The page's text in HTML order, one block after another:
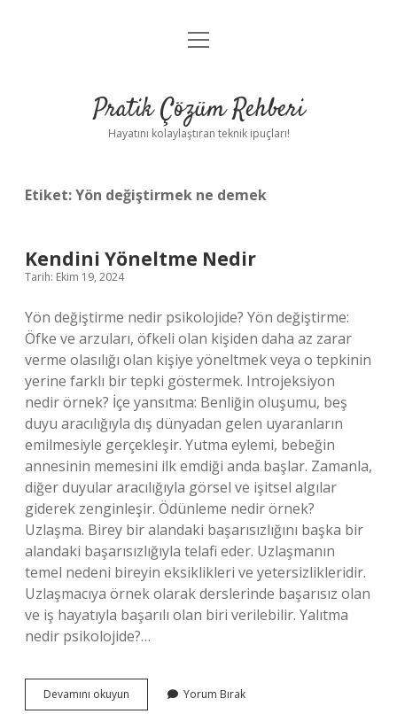
Anasayfa
Yasal Uyarı
menüyü
Pratik Çözüm Rehberi
Hayatını kolaylaştıran teknik ipuçları!
Etiket:Yön değiştirmek ne demek
Kendini Yöneltme Nedir
Tarih: Ekim 19, 2024
Yön değiştirme nedir psikolojide? Yön değiştirme:
Öfke ve arzuları, öfkeli olan kişiden daha az zarar
verme olasılığı olan kişiye yöneltmek veya o tepkinin
yerine farklı bir tepki göstermek. Introjeksiyon
nedir örnek? İçe yansıtma: Benliğin oluşumu, beş
duyu aracılığıyla dış dünyadan gelen uyaranların
emilmesiyle gerçekleşir. Yutma eylemi, bebeğin
annesinin memesini ilk emdiği anda başlar. Zamanla,
diğer duyular aracılığıyla görsel ve işitsel algılar
giderek zenginleşir. Ödünleme nedir örnek?
Uzlaşma. Birey bir alandaki başarısızlığını başka bir
alandaki başarısızlığıyla telafi eder. Uzlaşmanın
temel nedeni bireyin eksiklikleri ve yetersizlikleridir.
Uzlaşmacıya örnek olarak derslerinde başarısız olan
ve iş hayatıyla başarılı olan biri verilebilir. Yalıtma
nedir psikolojide?…
Devamını okuyun
Yöneltme
Yorum Bırak